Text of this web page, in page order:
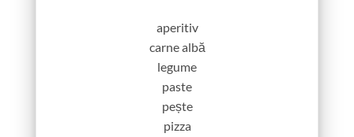
aperitiv
carne albă
legume
paste
pește
pizza